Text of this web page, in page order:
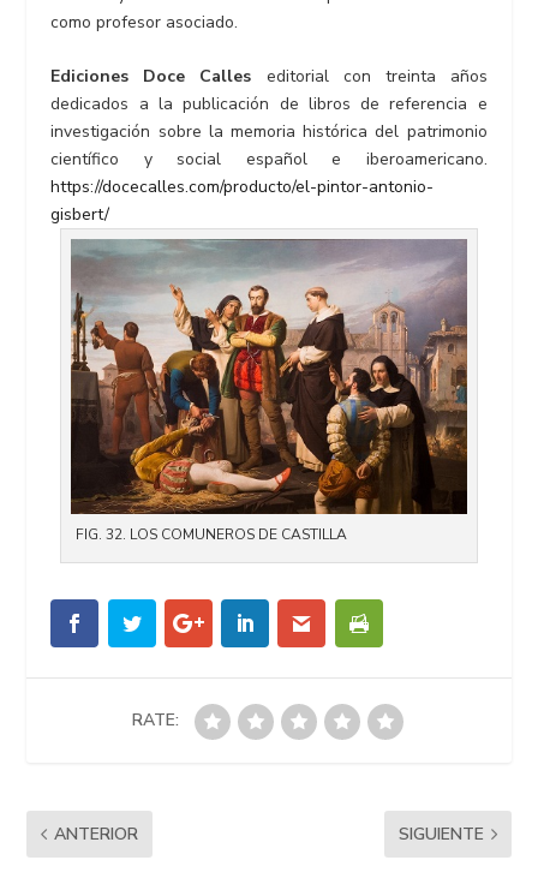
como profesor asociado.
Ediciones Doce Calles editorial con treinta años
dedicados a la publicación de libros de referencia e
investigación sobre la memoria histórica del patrimonio
científico y social español e iberoamericano.
https://docecalles.com/producto/el-pintor-antonio-
gisbert/
FIG. 32. LOS COMUNEROS DE CASTILLA
RATE:
ANTERIOR SIGUIENTE